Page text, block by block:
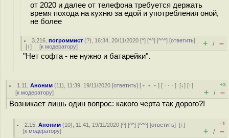
от 2020 и далее от телефона требуется держать
время похода на кухню за едой и употребления оной,
не более
3.216 ,погроммист (?), 16:34, 20/11/2020 [^] [^^] [^^^] [ответить]
[↑] [к модератору] + / –
"Нет софта - не нужно и батарейки".
1.11 ,Аноним (11), 11:39, 19/11/2020 [ответить] [ ﹢﹢﹢] [ · · ·][↓] [↑]
[к модератору]
+3
+ / –
Возникает лишь один вопрос: какого черта так дорого?!
2.15 ,Аноним (10), 11:41, 19/11/2020 [^] [^^] [^^^] [ответить][↓]
[к модератору]
–1
+ / –